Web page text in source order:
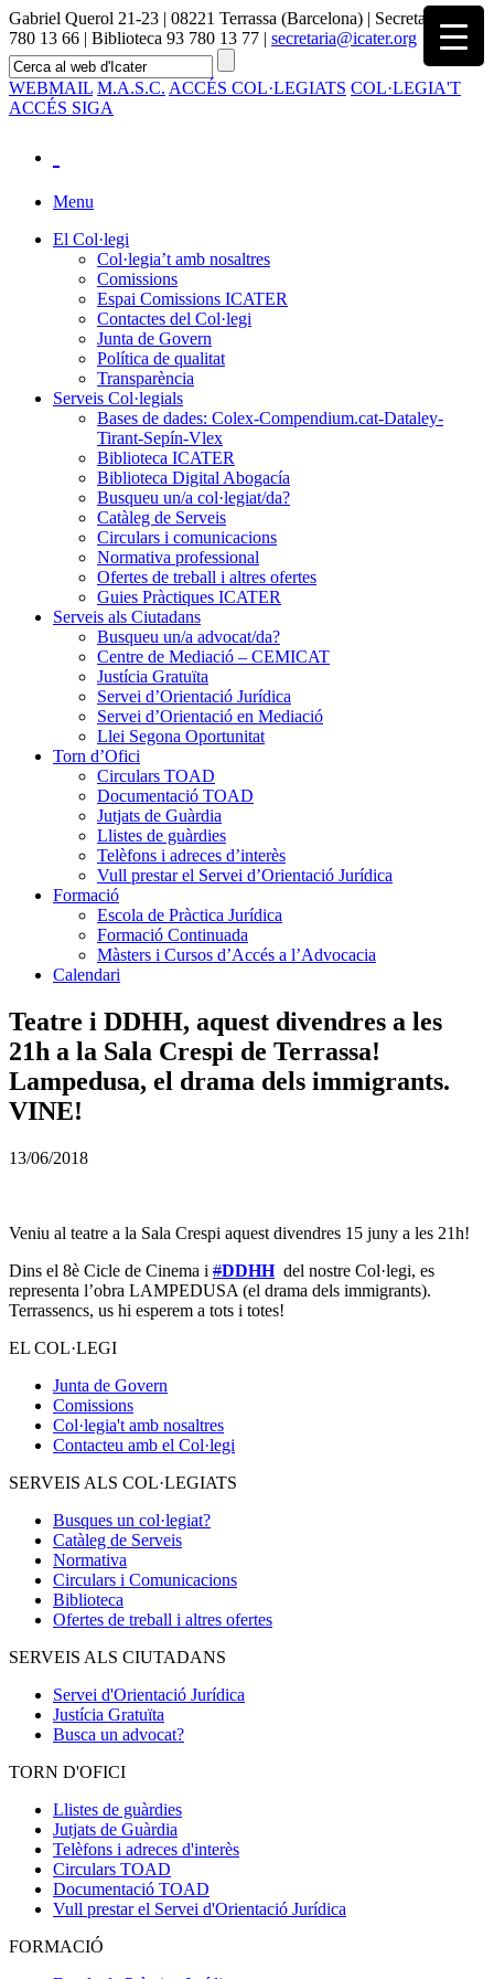
Gabriel Querol 21-23 | 08221 Terrassa (Barcelona) | Secretaria 93
780 13 66 | Biblioteca 93 780 13 77 | secretaria@icater.org
WEBMAIL M.A.S.C. ACCÉS COL·LEGIATS COL·LEGIA'T
ACCÉS SIGA
Menu
El Col·legi
Col·legia’t amb nosaltres
Comissions
Espai Comissions ICATER
Contactes del Col·legi
Junta de Govern
Política de qualitat
Transparència
Serveis Col·legials
Bases de dades: Colex-Compendium.cat-Dataley-
Tirant-Sepín-Vlex
Biblioteca ICATER
Biblioteca Digital Abogacía
Busqueu un/a col·legiat/da?
Catàleg de Serveis
Circulars i comunicacions
Normativa professional
Ofertes de treball i altres ofertes
Guies Pràctiques ICATER
Serveis als Ciutadans
Busqueu un/a advocat/da?
Centre de Mediació – CEMICAT
Justícia Gratuïta
Servei d’Orientació Jurídica
Servei d’Orientació en Mediació
Llei Segona Oportunitat
Torn d’Ofici
Circulars TOAD
Documentació TOAD
Jutjats de Guàrdia
Llistes de guàrdies
Telèfons i adreces d’interès
Vull prestar el Servei d’Orientació Jurídica
Formació
Escola de Pràctica Jurídica
Formació Continuada
Màsters i Cursos d’Accés a l’Advocacia
Calendari
Teatre i DDHH, aquest divendres a les
21h a la Sala Crespi de Terrassa!
Lampedusa, el drama dels immigrants.
VINE!
13/06/2018
Veniu al teatre a la Sala Crespi aquest divendres 15 juny a les 21h!
Dins el 8è Cicle de Cinema i #DDHHdel nostre Col·legi, es
representa l’obra LAMPEDUSA (el drama dels immigrants).
Terrassencs, us hi esperem a tots i totes!
EL COL·LEGI
Junta de Govern
Comissions
Col·legia't amb nosaltres
Contacteu amb el Col·legi
SERVEIS ALS COL·LEGIATS
Busques un col·legiat?
Catàleg de Serveis
Normativa
Circulars i Comunicacions
Biblioteca
Ofertes de treball i altres ofertes
SERVEIS ALS CIUTADANS
Servei d'Orientació Jurídica
Justícia Gratuïta
Busca un advocat?
TORN D'OFICI
Llistes de guàrdies
Jutjats de Guàrdia
Telèfons i adreces d'interès
Circulars TOAD
Documentació TOAD
Vull prestar el Servei d'Orientació Jurídica
FORMACIÓ